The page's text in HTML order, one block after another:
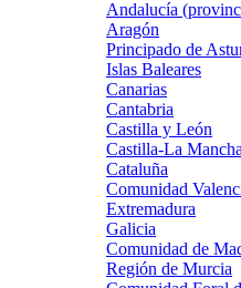
Andalucía
Aragón
Principado de
Islas Baleares
Canarias
Cantabria
Castilla y León
Castilla-La Mancha
Cataluña
Comunidad
Extremadura
Galicia
Comunidad de
Región de Murcia